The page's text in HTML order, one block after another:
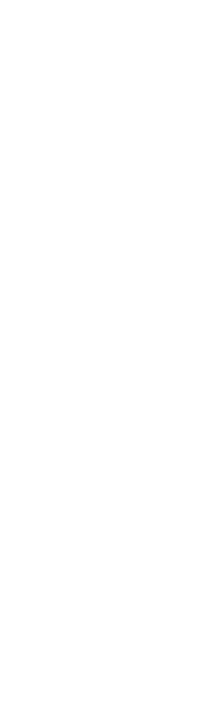
(1920×1200) Touch
GPU
A (5 Gbps) 1 USB 3.2
(40 Gbps) with
1 HDMI 2.1 port 1
ảnh thật